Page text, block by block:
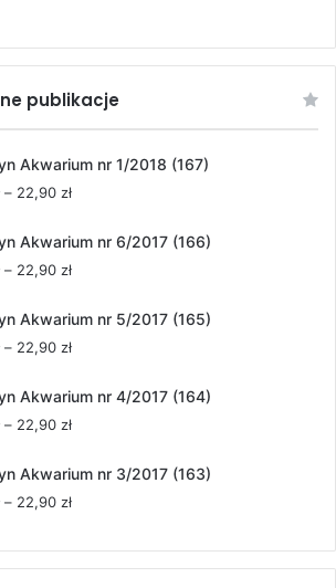
publikacje
Akwarium nr 1/2018 (167)
– 22,90 złZakres
od
Akwarium nr 6/2017 (166)
– 22,90 złZakres
od
Akwarium nr 5/2017 (165)
– 22,90 złZakres
od
Akwarium nr 4/2017 (164)
– 22,90 złZakres
od
Akwarium nr 3/2017 (163)
– 22,90 złZakres
od
15,90 zł